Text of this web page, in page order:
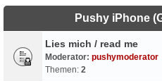
Pushy iPhone
Lies mich / read me
Moderator: pushymoderator
Themen: 2